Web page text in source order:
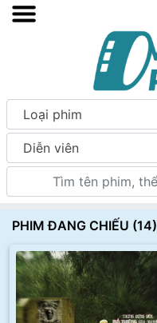
Loại phim
Diễn viên
PHIM ĐANG CHIẾU (14)